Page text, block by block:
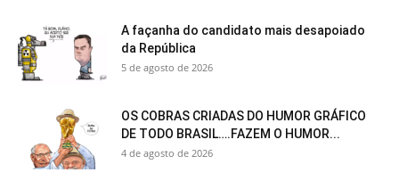
A façanha do candidato mais desapoiado
da República
5 de agosto de 2026
OS COBRAS CRIADAS DO HUMOR GRÁFICO
DE TODO BRASIL….FAZEM O HUMOR...
4 de agosto de 2026